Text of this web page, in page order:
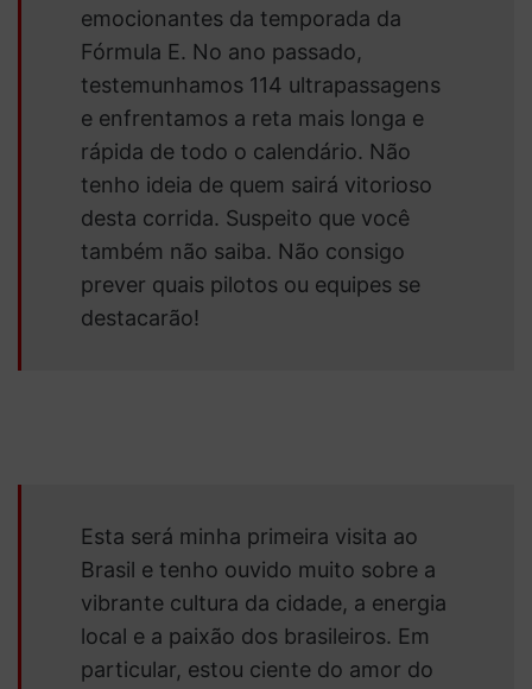
emocionantes da temporada da
Fórmula E. No ano passado,
testemunhamos 114 ultrapassagens
e enfrentamos a reta mais longa e
rápida de todo o calendário. Não
tenho ideia de quem sairá vitorioso
desta corrida. Suspeito que você
também não saiba. Não consigo
prever quais pilotos ou equipes se
destacarão!
Esta será minha primeira visita ao
Brasil e tenho ouvido muito sobre a
vibrante cultura da cidade, a energia
local e a paixão dos brasileiros. Em
particular, estou ciente do amor do